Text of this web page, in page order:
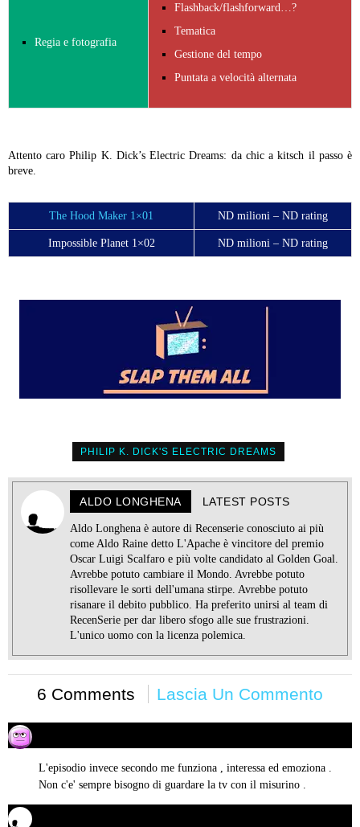
Regia e fotografia
Flashback/flashforward…?
Tematica
Gestione del tempo
Puntata a velocità alternata
Attento caro Philip K. Dick’s Electric Dreams: da chic a kitsch il passo è
breve.
The Hood Maker 1×01 ND milioni – ND rating
Impossible Planet 1×02 ND milioni – ND rating
PHILIP K. DICK'S ELECTRIC DREAMS
ALDO LONGHENA LATEST POSTS
Aldo Longhena è autore di Recenserie conosciuto ai più
come Aldo Raine detto L'Apache è vincitore del premio
Oscar Luigi Scalfaro e più volte candidato al Golden Goal.
Avrebbe potuto cambiare il Mondo. Avrebbe potuto
risollevare le sorti dell'umana stirpe. Avrebbe potuto
risanare il debito pubblico. Ha preferito unirsi al team di
RecenSerie per dar libero sfogo alle sue frustrazioni.
L'unico uomo con la licenza polemica.
6 Comments Lascia Un Commento
detto:
L'episodio invece secondo me funziona , interessa ed emoziona .
Non c'e' sempre bisogno di guardare la tv con il misurino .